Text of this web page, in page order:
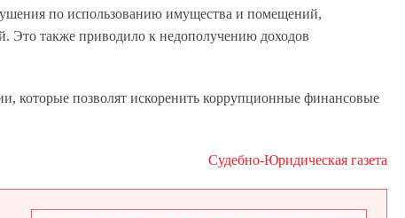
по использованию имущества и помещений,
Это также приводило к недополучению доходов
которые позволят искоренить коррупционные финансовые
Судебно-Юридическая газета